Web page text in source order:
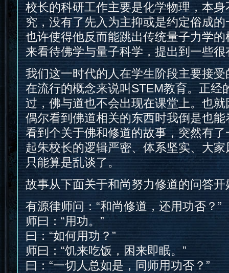
校长的科研工作主要是化学物理，本
究，没有了先入为主抑或是约定俗成
也许使得他反而能跳出传统量子力学
来看待佛学与量子科学，提出到一些
我们这一时代的人在学生阶段主要接
在流行的概念来说叫STEM教育。正经
过，佛与道也不会出现在课堂上。也
偶尔看到佛道相关的东西时我倒是也
看到个关于佛和修道的故事，突然有
起朱校长的逻辑严密、体系坚实、大
只能算是乱谈了。
故事从下面关于和尚努力修道的问答开
有源律师问：“和尚修道，还用功否？”
师曰：“用功。”
曰：“如何用功？”
师曰：“饥来吃饭，困来即眠。”
曰：“一切人总如是，同师用功否？”